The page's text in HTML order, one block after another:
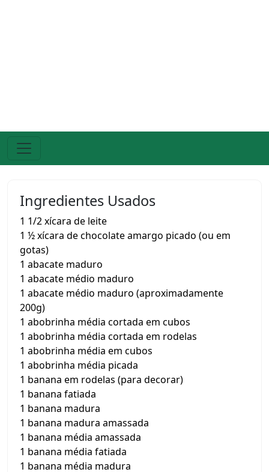
Ingredientes Usados
1 1/2 xícara de leite
1 ½ xícara de chocolate amargo picado (ou em
gotas)
1 abacate maduro
1 abacate médio maduro
1 abacate médio maduro (aproximadamente
200g)
1 abobrinha média cortada em cubos
1 abobrinha média cortada em rodelas
1 abobrinha média em cubos
1 abobrinha média picada
1 banana em rodelas (para decorar)
1 banana fatiada
1 banana madura
1 banana madura amassada
1 banana média amassada
1 banana média fatiada
1 banana média madura